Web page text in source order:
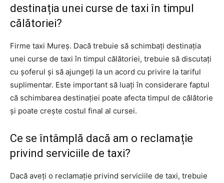
destinația unei curse de taxi în timpul
călătoriei?
Firme taxi Mureș. Dacă trebuie să schimbați destinația
unei curse de taxi în timpul călătoriei, trebuie să discutați
cu șoferul și să ajungeți la un acord cu privire la tariful
suplimentar. Este important să luați în considerare faptul
că schimbarea destinației poate afecta timpul de călătorie
și poate crește costul final al cursei.
Ce se întâmplă dacă am o reclamație
privind serviciile de taxi?
Dacă aveți o reclamație privind serviciile de taxi, trebuie